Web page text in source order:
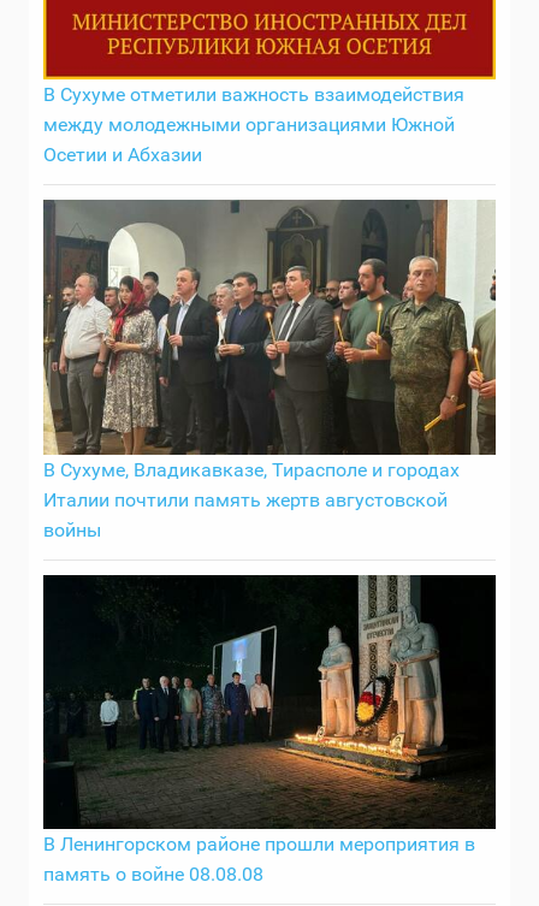
В Сухуме отметили важность взаимодействия
между молодежными организациями Южной
Осетии и Абхазии
В Сухуме, Владикавказе, Тирасполе и городах
Италии почтили память жертв августовской
войны
В Ленингорском районе прошли мероприятия в
память о войне 08.08.08